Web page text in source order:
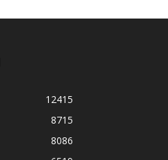
12415
8715
8086